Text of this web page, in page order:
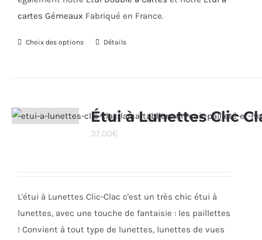
cartes Gémeaux Fabriqué en France.
Choix des options
Ce
variations.
Les
choisies
Détails
Étui à Lunettes Clic
37,00€
L'étui à Lunettes Clic-Clac c'est un très chic étui à
lunettes, avec une touche de fantaisie : les paillettes
! Convient à tout type de lunettes, lunettes de vues